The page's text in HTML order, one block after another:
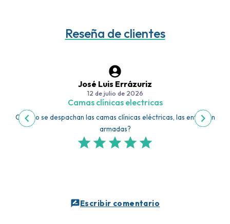
Reseña de clientes
José Luis Errázuriz
12 de julio de 2026
Camas clínicas electricas
Cuando se despachan las camas clínicas eléctricas, las entregan
armadas?
Escribir comentario